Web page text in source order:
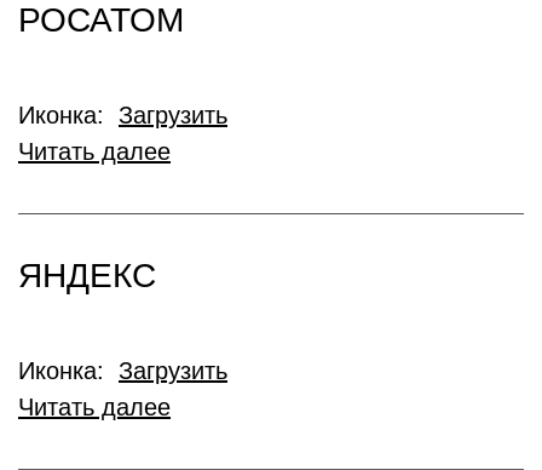
РОСАТОМ
Иконка: Загрузить
Читать далее
ЯНДЕКС
Иконка: Загрузить
Читать далее